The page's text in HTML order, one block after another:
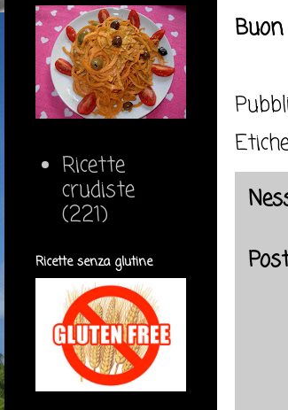
Ricette
crudiste
(221)
Ricette senza glutine